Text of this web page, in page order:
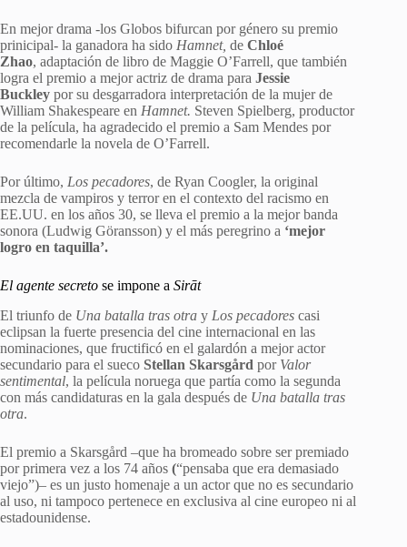
En mejor drama -los Globos bifurcan por género su premio
prinicipal- la ganadora ha sido Hamnet, de Chloé
Zhao, adaptación de libro de Maggie O’Farrell, que también
logra el premio a mejor actriz de drama para Jessie
Buckley por su desgarradora interpretación de la mujer de
William Shakespeare en Hamnet. Steven Spielberg, productor
de la película, ha agradecido el premio a Sam Mendes por
recomendarle la novela de O’Farrell.
Por último, Los pecadores, de Ryan Coogler, la original
mezcla de vampiros y terror en el contexto del racismo en
EE.UU. en los años 30, se lleva el premio a la mejor banda
sonora (Ludwig Göransson) y el más peregrino a ‘mejor
logro en taquilla’.
El agente secreto se impone a Sirāt
El triunfo de Una batalla tras otra y Los pecadores casi
eclipsan la fuerte presencia del cine internacional en las
nominaciones, que fructificó en el galardón a mejor actor
secundario para el sueco Stellan Skarsgård por Valor
sentimental, la película noruega que partía como la segunda
con más candidaturas en la gala después de Una batalla tras
otra.
El premio a Skarsgård –que ha bromeado sobre ser premiado
por primera vez a los 74 años (“pensaba que era demasiado
viejo”)– es un justo homenaje a un actor que no es secundario
al uso, ni tampoco pertenece en exclusiva al cine europeo ni al
estadounidense.